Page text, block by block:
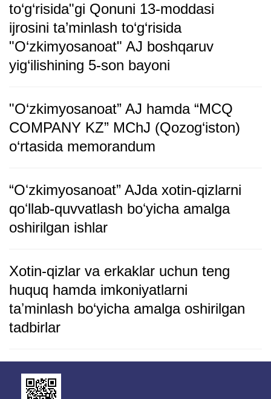
to‘g‘risida"gi Qonuni 13-moddasi
ijrosini ta’minlash to‘g‘risida
"O‘zkimyosanoat" AJ boshqaruv
yig‘ilishining 5-son bayoni
"O‘zkimyosanoat” AJ hamda “MCQ
COMPANY KZ” MChJ (Qozog‘iston)
o‘rtasida memorandum
“Oʻzkimyosanoat” AJda xotin-qizlarni
qoʻllab-quvvatlash boʻyicha amalga
oshirilgan ishlar
Xotin-qizlar va erkaklar uchun teng
huquq hamda imkoniyatlarni
taʼminlash bo‘yicha amalga oshirilgan
tadbirlar